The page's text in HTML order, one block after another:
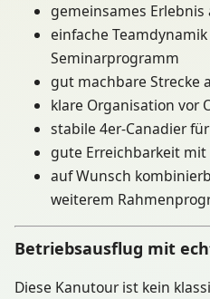
gemeinsames Erlebnis
einfache
Seminarprogramm
gut machbare Strecke
klare Organisation vor
stabile 4er-Canadier
gute Erreichbarkeit mit
auf Wunsch
weiterem
Betriebsausflug mit
Diese Kanutour ist kein